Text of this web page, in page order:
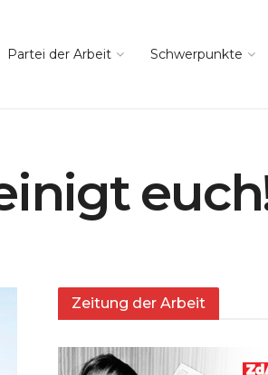
Partei der Arbeit Schwerpunkte
Zeitung der Arbeit